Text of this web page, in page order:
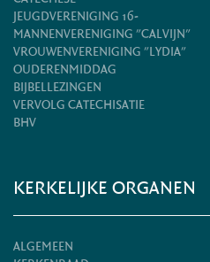
JEUGDVERENIGING 16-
MANNENVERENIGING "CALVIJN"
VROUWENVERENIGING "LYDIA"
OUDERENMIDDAG
BIJBELLEZINGEN
VERVOLG CATECHISATIE
BHV
KERKELIJKE ORGANEN
ALGEMEEN